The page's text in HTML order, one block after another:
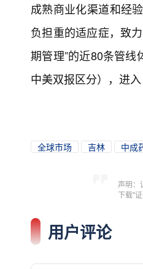
成熟商业化渠道和经
负担重的适应症，致
期管理”的近80条管
中美双报区分），进
全球市场 吉林 中成
声明：
下载"
用户评论